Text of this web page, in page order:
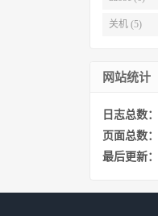
关机 (5)
网站统计
日志总数：
页面总数：
最后更新：